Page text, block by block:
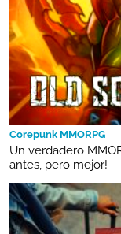
Corepunk MMORPG
Un verdadero
antes, pero mejor!